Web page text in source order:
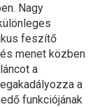
Nagy
feszítő
menet közben
a
a
funkciójának